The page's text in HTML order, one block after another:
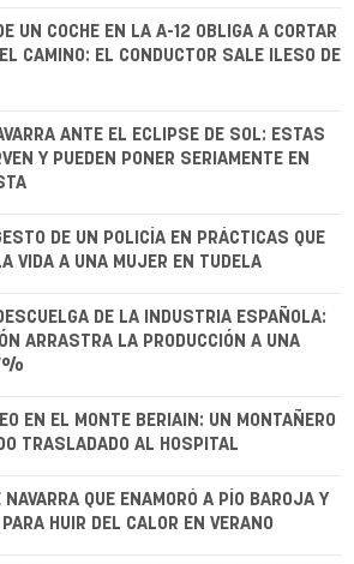
UN COCHE EN LA A-12 OBLIGA A CORTAR
CAMINO: EL CONDUCTOR SALE ILESO DE
ANTE EL ECLIPSE DE SOL: ESTAS
Y PUEDEN PONER SERIAMENTE EN
DE UN POLICÍA EN PRÁCTICAS QUE
VIDA A UNA MUJER EN TUDELA
DE LA INDUSTRIA ESPAÑOLA:
ARRASTRA LA PRODUCCIÓN A UNA
EN EL MONTE BERIAIN: UN MONTAÑERO
TRASLADADO AL HOSPITAL
NAVARRA QUE ENAMORÓ A PÍO BAROJA Y
HUIR DEL CALOR EN VERANO